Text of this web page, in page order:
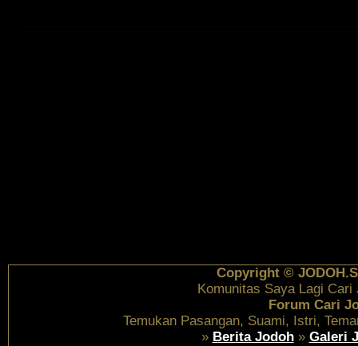
Copyright ©
Komunitas Saya Lagi Cari
Forum Cari
Temukan Pasangan, Suami, Istri,
» Berita Jodoh» Galeri